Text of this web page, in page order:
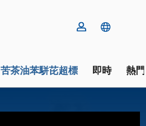
苦茶油苯駢芘超標 即時 熱